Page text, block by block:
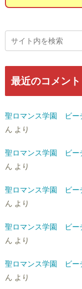
最近のコメント
聖ロマンス学園 ビー
ん より
聖ロマンス学園 ビー
ん より
聖ロマンス学園 ビー
ん より
聖ロマンス学園 ビー
ん より
聖ロマンス学園 ビー
ん より